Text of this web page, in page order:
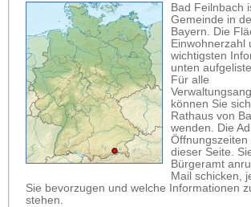
Bad Feilnbach
Gemeinde in
Bayern. Die
Einwohnerzahl
wichtigsten
unten
Für alle
können Sie
Rathaus von
wenden. Die
Öffnungszeiten
dieser Seite.
Bürgeramt
Mail schicken,
Sie bevorzugen und welche Informationen
stehen.